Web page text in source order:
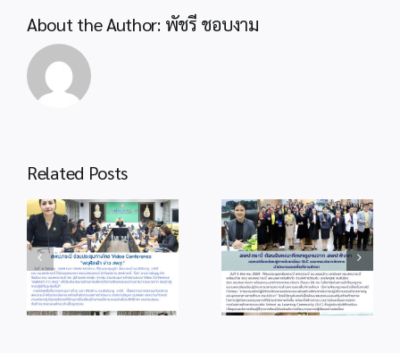
About the Author: พัชรี ชอบงาม
Related Posts
info 6-1 info 3-2